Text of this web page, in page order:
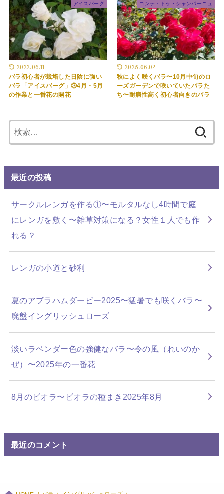
アイスバーグ
2022.06.11
バラ初心者が栽培した日陰に強い
バラ「アイスバーグ」③4月・5月
の作業と一番花の開花
コンテ・ドゥ・シャンパーニュ
2025.06.02
秋によく咲くバラ〜10月中旬のロ
ーズガーデンで咲いていたバラた
ち〜耐病性高く初心者向きのバラ
索:
最近の投稿
サークルレンガを作る①〜モルタルなし4時間で庭
にレンガを敷く〜雑草対策になる？女性１人でも作
れる？
レンガの小道と砂利
夏のアブラハムダービー2025〜猛暑でも咲くバラ〜
廃盤イングリッシュローズ
淡いラベンダー色の強健なバラ〜令の風（れいのか
ぜ）〜2025年の一番花
8月のビオラ〜ビオラの種まき2025年8月
最近のコメント